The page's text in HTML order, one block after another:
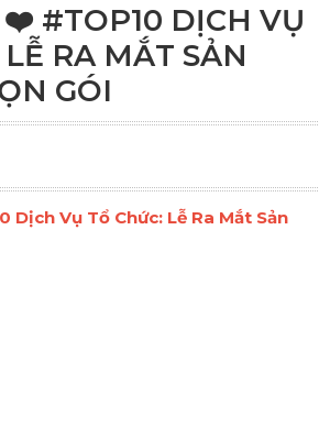
#TOP10 DỊCH VỤ
RA MẮT SẢN
GÓI
Vụ Tổ Chức: Lễ Ra Mắt Sản